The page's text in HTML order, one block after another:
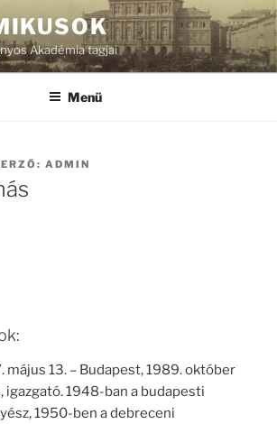
Akadémia tagjai
Menü
ADMIN
május 13. – Budapest, 1989. október
igazgató. 1948-ban a budapesti
1950-ben a debreceni